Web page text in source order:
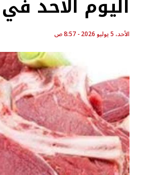
اليوم الأحد
الأحد، 5 يوليو 2026 - 8:57 ص